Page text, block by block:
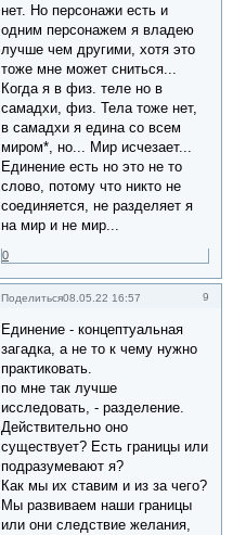
нет. Но персонажи есть и
одним персонажем я владею
лучше чем другими, хотя это
тоже мне может сниться...
Когда я в физ. теле но в
самадхи, физ. Тела тоже нет,
в самадхи я едина со всем
миром*, но... Мир исчезает...
Единение есть но это не то
слово, потому что никто не
соединяется, не разделяет я
на мир и не мир...
0
Поделиться 9
08.05.22 16:57
Единение - концептуальная
загадка, а не то к чему нужно
практиковать.
по мне так лучше
исследовать, - разделение.
Действительно оно
существует? Есть границы или
подразумевают я?
Как мы их ставим и из за чего?
Мы развиваем наши границы
или они следствие желания,